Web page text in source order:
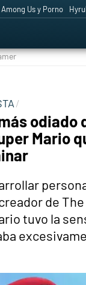
Among Us y Porno
odiado
Mario
de
tuvo la